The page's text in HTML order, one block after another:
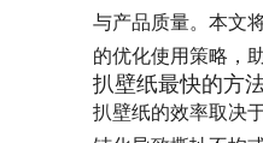
与产品质量。本文
的优化使用策略，
扒壁纸最快的方
扒壁纸的效率取决